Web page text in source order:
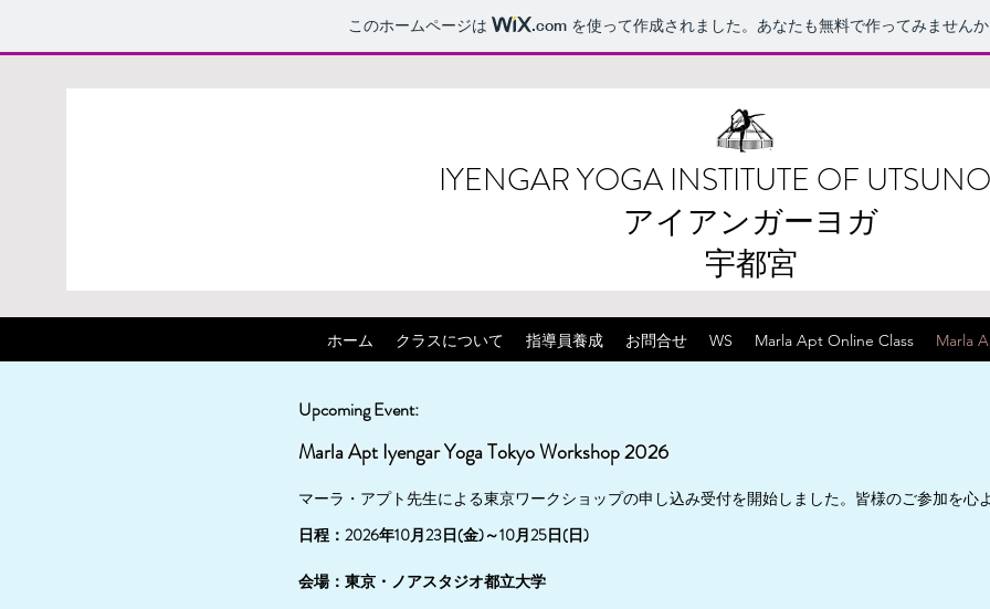
このホームページは .com を使って作成されました。あなたも無料で作ってみませんか
IYENGAR YOGA INSTITUTE OF
アイアンガーヨガ
宇都宮
ホーム クラスについて 指導員養成 お問合せ WS Marla Apt Online Class Marla
Upcoming Event:
Marla Apt Iyengar YogaTokyo Workshop 2026
マーラ・アプト先生による東京ワークショップの申し込み受付を開始しました。皆様のご参加を心
日程：2026年10月23日(金)～10月25日(日)
会場：東京・ノアスタジオ都立大学